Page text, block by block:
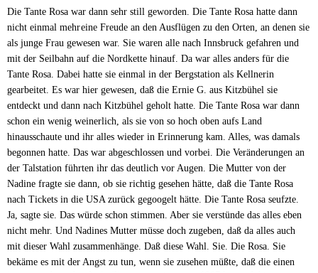
Die Tante Rosa war dann sehr still geworden. Die Tante Rosa hatte dann
nicht einmal mehreine Freude an den Ausflügen zu den Orten, an denen sie
als junge Frau gewesen war. Sie waren alle nach Innsbruck gefahren und
mit der Seilbahn auf die Nordkette hinauf. Da war alles anders für die
Tante Rosa. Dabei hatte sie einmal in der Bergstation als Kellnerin
gearbeitet. Es war hier gewesen, daß die Ernie G. aus Kitzbühel sie
entdeckt und dann nach Kitzbühel geholt hatte. Die Tante Rosa war dann
schon ein wenig weinerlich, als sie von so hoch oben aufs Land
hinausschaute und ihr alles wieder in Erinnerung kam. Alles, was damals
begonnen hatte. Das war abgeschlossen und vorbei. Die Veränderungen an
der Talstation führten ihr das deutlich vor Augen. Die Mutter von der
Nadine fragte sie dann, ob sie richtig gesehen hätte, daß die Tante Rosa
nach Tickets in die USA zurück gegoogelt hätte. Die Tante Rosa seufzte.
Ja, sagte sie. Das würde schon stimmen. Aber sie verstünde das alles eben
nicht mehr. Und Nadines Mutter müsse doch zugeben, daß da alles auch
mit dieser Wahl zusammenhänge. Daß diese Wahl. Sie. Die Rosa. Sie
bekäme es mit der Angst zu tun, wenn sie zusehen müßte, daß die einen